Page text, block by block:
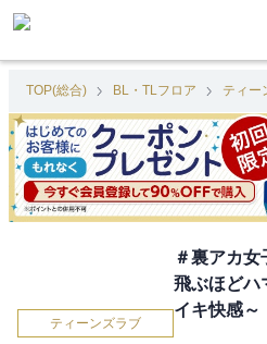
TOP(総合) BL・TLフロア ティー
ティーンズラブ
＃裏アカ
飛ぶほどハ
イキ快感